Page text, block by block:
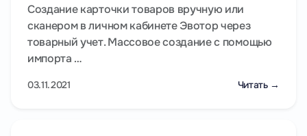
Создание карточки товаров вручную или
сканером в личном кабинете Эвотор через
товарный учет. Массовое создание с помощью
импорта …
03.11.2021 Читать →